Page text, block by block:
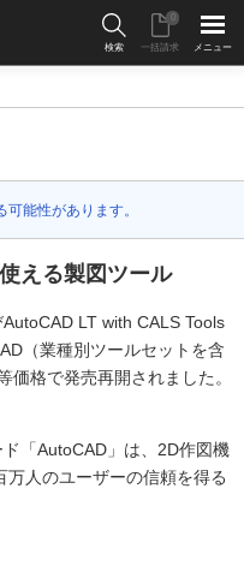
検索 一括請求
0
メニュー
能性があります。
える製図ツール
LT with CALS Tools
（業種別ツールセットを含
価格で発売再開されました。
「AutoCAD」は、2D作図機
人のユーザーの信頼を得る